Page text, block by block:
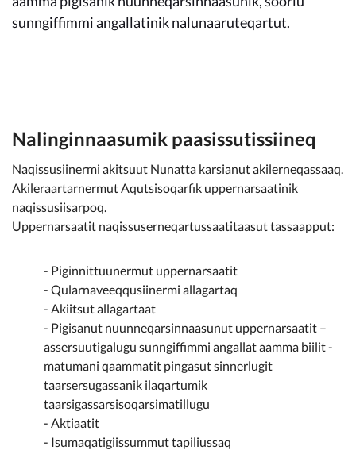
sunngiffimmi angallatinik nalunaaruteqartut.
Nalinginnaasumik paasissutissiineq
Naqissusiinermi akitsuut Nunatta karsianut akilerneqassaaq.
Akileraartarnermut Aqutsisoqarfik uppernarsaatinik
naqissusiisarpoq.
Uppernarsaatit naqissuserneqartussaatitaasut tassaapput:
- Piginnittuunermut uppernarsaatit
- Qularnaveeqqusiinermi allagartaq
- Akiitsut allagartaat
- Pigisanut nuunneqarsinnaasunut uppernarsaatit –
assersuutigalugu sunngiffimmi angallat aamma biilit -
matumani qaammatit pingasut sinnerlugit
taarsersugassanik ilaqartumik
taarsigassarsisoqarsimatillugu
- Aktiaatit
- Isumaqatigiissummut tapiliussaq